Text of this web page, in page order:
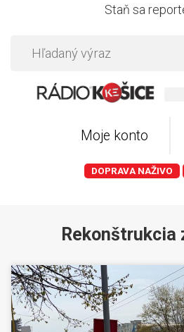
Staň sa
Moje konto
DOPRAVA NAŽIVO
Rekonštrukcia